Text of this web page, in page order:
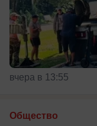
вчера в 13:55
Общество